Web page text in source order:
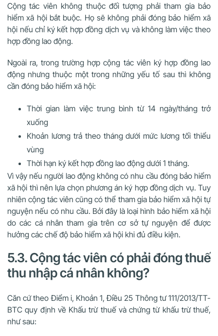
Cộng tác viên không thuộc đối tượng phải tham gia bảo
hiểm xã hội bắt buộc. Họ sẽ không phải đóng bảo hiểm xã
hội nếu chỉ ký kết hợp đồng dịch vụ và không làm việc theo
hợp đồng lao động.
Ngoài ra, trong trường hợp cộng tác viên ký hợp đồng lao
động nhưng thuộc một trong những yếu tố sau thì không
cần đóng bảo hiểm xã hội:
Thời gian làm việc trung bình từ 14 ngày/tháng trở
xuống
Khoản lương trả theo tháng dưới mức lương tối thiểu
vùng
Thời hạn ký kết hợp đồng lao động dưới 1 tháng.
Vì vậy nếu người lao động không có nhu cầu đóng bảo hiểm
xã hội thì nên lựa chọn phương án ký hợp đồng dịch vụ. Tuy
nhiên cộng tác viên cũng có thể tham gia bảo hiểm xã hội tự
nguyện nếu có nhu cầu. Bởi đây là loại hình bảo hiểm xã hội
do các cá nhân tham gia trên cơ sở tự nguyện để được
hưởng các chế độ bảo hiểm xã hội khi đủ điều kiện.
5.3. Cộng tác viên có phải đóng thuế
thu nhập cá nhân không?
Căn cứ theo Điểm i, Khoản 1, Điều 25 Thông tư 111/2013/TT-
BTC quy định về Khấu trừ thuế và chứng từ khấu trừ thuế,
như sau: